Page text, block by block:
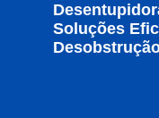
Soluções